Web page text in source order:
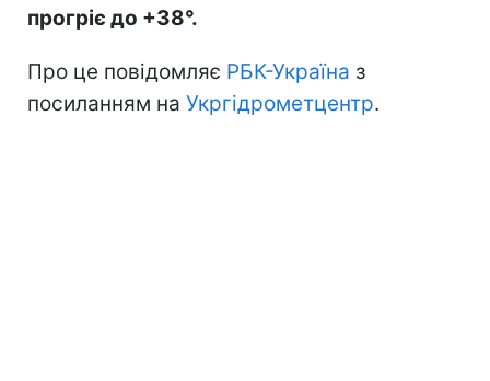
прогріє до +38°.
Про це повідомляє РБК-Україна з
посиланням на Укргідрометцентр.